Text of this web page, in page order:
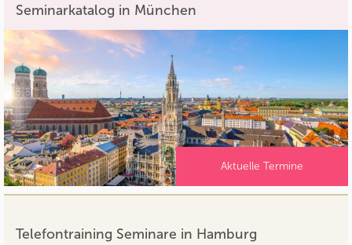
Seminarkatalog in München
Aktuelle Termine
Telefontraining Seminare in Hamburg